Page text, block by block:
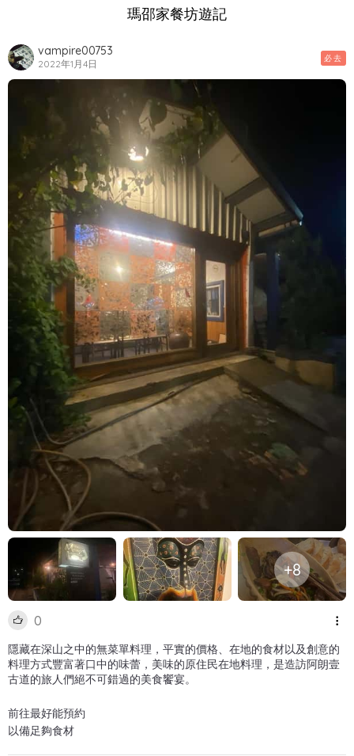
瑪邵家餐坊遊記
vampire00753
2022年1月4日 必去
+8
0
隱藏在深山之中的無菜單料理，平實的價格、在地的食材以及創意的
料理方式豐富著口中的味蕾，美味的原住民在地料理，是造訪阿朗壹
古道的旅人們絕不可錯過的美食饗宴。
前往最好能預約
以備足夠食材